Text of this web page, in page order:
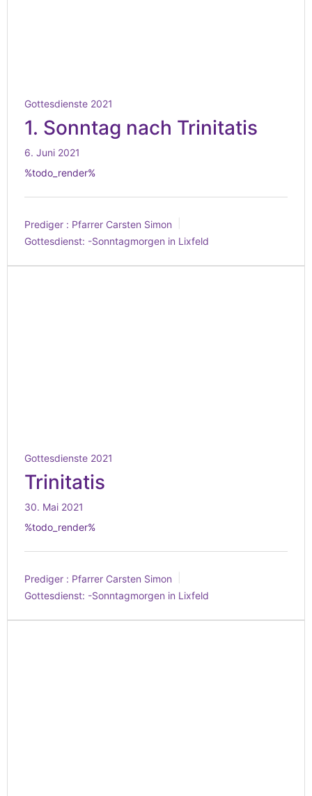
Gottesdienste 2021
1. Sonntag nach Trinitatis
6. Juni 2021
%todo_render%
Prediger : Pfarrer Carsten Simon
Gottesdienst: -Sonntagmorgen in Lixfeld
Gottesdienste 2021
Trinitatis
30. Mai 2021
%todo_render%
Prediger : Pfarrer Carsten Simon
Gottesdienst: -Sonntagmorgen in Lixfeld